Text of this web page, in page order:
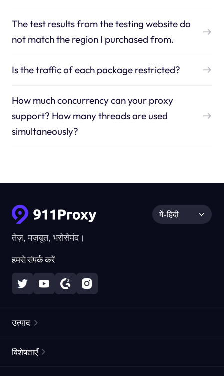
The test results from the testing website do
not match the region I purchased from.
Is the traffic of each package restricted?
How much concurrency can your proxy
support? How many threads are used
simultaneously?
तेज़, मज़बूत, भरोसेमंद।
हमसे संपर्क करें
में-हिंदी
उत्पाद
विशेषताएँ